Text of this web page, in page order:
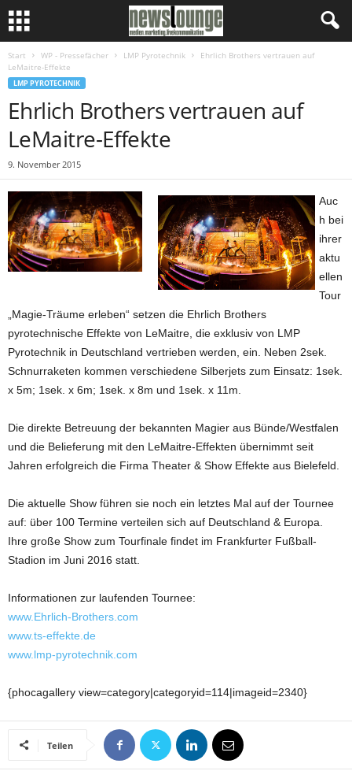
Start WP - Pressefächer LMP Pyrotechnik
Ehrlich Brothers vertrauen auf
LeMaitre-Effekte
LMP PYROTECHNIK
Ehrlich Brothers vertrauen auf
LeMaitre-Effekte
9. November 2015
Auc
h bei
ihrer
aktu
ellen
Tour
„Magie-Träume erleben“ setzen die Ehrlich Brothers
pyrotechnische Effekte von LeMaitre, die exklusiv von LMP
Pyrotechnik in Deutschland vertrieben werden, ein. Neben 2sek.
Schnurraketen kommen verschiedene Silberjets zum Einsatz: 1sek.
x 5m; 1sek. x 6m; 1sek. x 8m und 1sek. x 11m.
Die direkte Betreuung der bekannten Magier aus Bünde/Westfalen
und die Belieferung mit den LeMaitre-Effekten übernimmt seit
Jahren erfolgreich die Firma Theater & Show Effekte aus Bielefeld.
Die aktuelle Show führen sie noch ein letztes Mal auf der Tournee
auf: über 100 Termine verteilen sich auf Deutschland & Europa.
Ihre große Show zum Tourfinale findet im Frankfurter Fußball-
Stadion im Juni 2016 statt.
Informationen zur laufenden Tournee:
www.Ehrlich-Brothers.com
www.ts-effekte.de
www.lmp-pyrotechnik.com
{phocagallery view=category|categoryid=114|imageid=2340}
Teilen